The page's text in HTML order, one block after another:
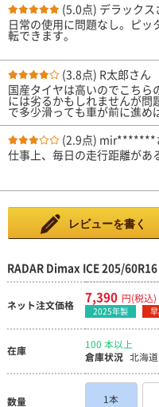
(5.0点) デラックス
日常の使用に問題なし。ピ
転できます。
(3.8点) R太郎さん
国産タイヤは高いのでこちら
には劣るかもしれませんが問
で多少滑っても車が前に進め
す。
(2.9点) mir*******
仕事上、毎日の走行距離が
レビューを書く
RADAR Dimax ICE 205/60R16
ネット注文価格 7,390 円(税込)
2025年製
在庫
100 本以上
倉庫状況 北海
数量 1本